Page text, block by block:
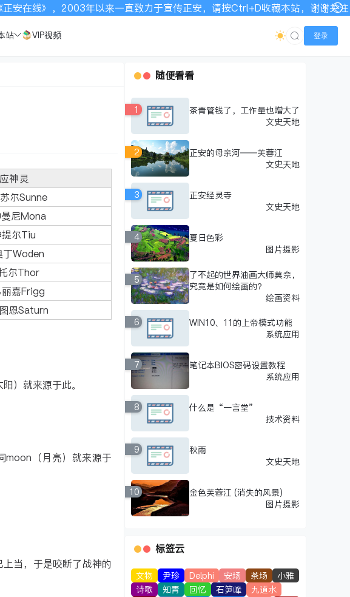
》，2003年以来一直致力于宣传正安，请按Ctrl+D收藏本站，谢谢关注！网站
站 VIP视频 登录
神灵
尔Sunne
尼Mona
尔Tiu
丁Woden
尔Thor
嘉Frigg
恩Saturn
）就来源于此。
（月亮）就来源于
当，于是咬断了战神的
随便看看
1
茶青管钱了，工作量也增大了
文史天地
2
正安的母亲河——芙蓉江
文史天地
3
正安经灵寺
文史天地
4
夏日色彩
图片摄影
5
了不起的世界油画大师莫奈，
究竟是如何绘画的？
绘画资料
6
WIN10、11的上帝模式功能
系统应用
7
笔记本BIOS密码设置教程
系统应用
8
什么是“一言堂”
技术资料
9
秋雨
文史天地
10
金色芙蓉江 (消失的风景)
图片摄影
标签云
文物 尹珍 Delphi 安场 茶场
小雅
诗歌
知青 回忆 石笋峰
九道水